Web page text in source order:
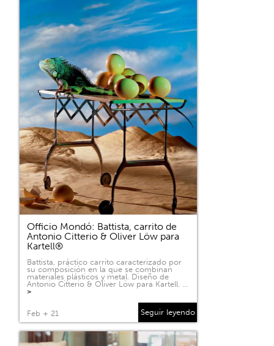
Officio Mondó: Battista, carrito de
Antonio Citterio & Oliver Löw para
Kartell®
Battista, práctico carrito caracterizado por
su composición en la que se combinan
materiales plásticos y metal. Diseño de
Antonio Citterio & Oliver Löw para Kartell. …
>
Feb + 21 Seguir leyendo